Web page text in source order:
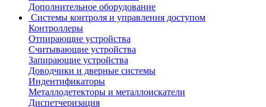
Дополнительное оборудование
Системы контроля и управления доступом
Контроллеры
Отпирающие устройства
Считывающие устройства
Запирающие устройства
Доводчики и дверные системы
Индентификаторы
Металлодетекторы и металлоискатели
Диспетчеризация